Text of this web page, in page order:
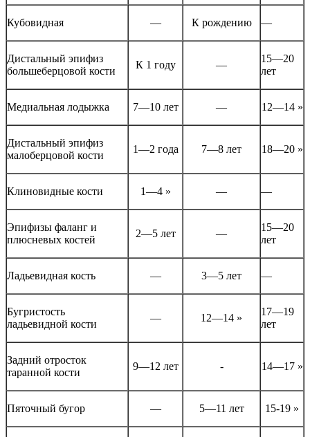
Кубовидная — К рождению —
Дистальный эпифиз
большеберцовой кости
К 1 году —
15—20
лет
Медиальная лодыжка 7—10 лет — 12—14 »
Дистальный эпифиз
малоберцовой кости
1—2 года 7—8 лет 18—20 »
Клиновидные кости 1—4 » — —
Эпифизы фаланг и
плюсневых костей
2—5 лет —
15—20
лет
Ладьевидная кость — 3—5 лет —
Бугристость
ладьевидной кости
— 12—14 »
17—19
лет
Задний отросток
таранной кости
9—12 лет - 14—17 »
Пяточный бугор — 5—11 лет 15-19 »